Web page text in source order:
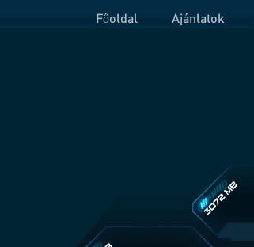
Főoldal Ajánlatok